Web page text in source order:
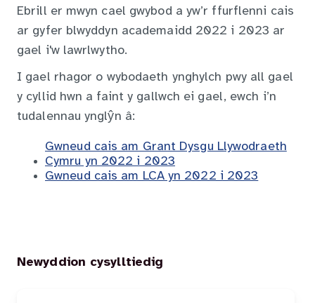
Ebrill er mwyn cael gwybod a yw’r ffurflenni cais
ar gyfer blwyddyn academaidd 2022 i 2023 ar
gael i'w lawrlwytho.
I gael rhagor o wybodaeth ynghylch pwy all gael
y cyllid hwn a faint y gallwch ei gael, ewch i’n
tudalennau ynglŷn â:
Gwneud cais am Grant Dysgu Llywodraeth
Cymru yn 2022 i 2023
Gwneud cais am LCA yn 2022 i 2023
Newyddion cysylltiedig